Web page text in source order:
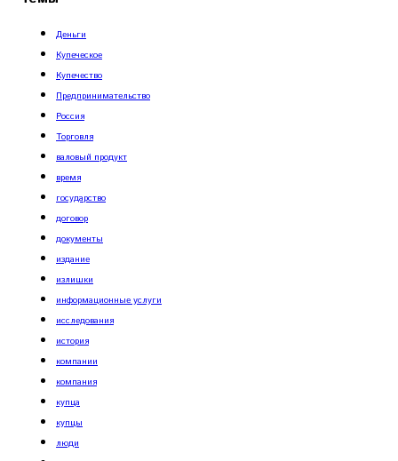
Деньги
Купеческое
Купечество
Предпринимательство
Россия
Торговля
валовый продукт
время
государство
договор
документы
издание
излишки
информационные услуги
исследования
история
компании
компания
купца
купцы
люди